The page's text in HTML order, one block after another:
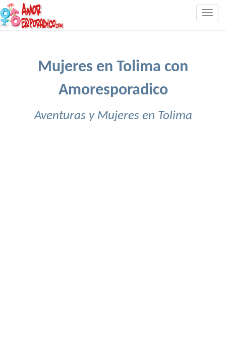
Mujeres en Tolima con
Amoresporadico
Aventuras y Mujeres en Tolima